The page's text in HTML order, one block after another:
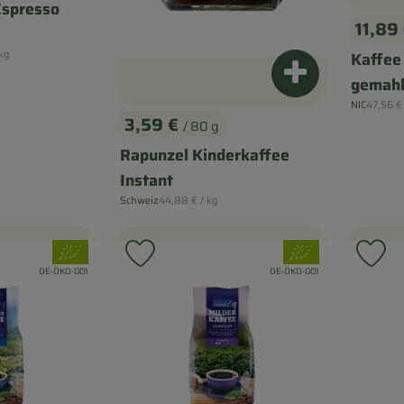
, Preis:
3,59 € / 80 g
Rapunzel Kinderkaffee
Instant
, Herkunft:
Schweiz, Referenzpreis:
44,88 € / kg
Produkt zum
,
11,89
, Herkunft:
NIC,47,56 €
, Verband:
, Kontrollstelle:
DE-ÖKO-001
Favouriten hinzufügen , Verband:
, Kontrollstelle:
DE-ÖKO-001
Produkt zu Favouriten hinzufügen